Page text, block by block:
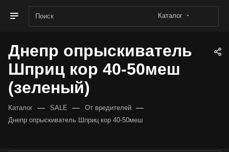
Каталог
Днепр опрыскиватель
Шприц кор 40-50меш
(зеленый)
Каталог — SALE — От вредителей —
Днепр опрыскиватель Шприц кор 40-50меш